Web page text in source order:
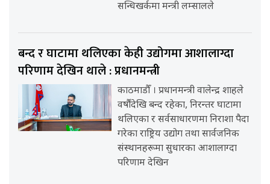
सन्धिखर्कमा मन्त्री लम्सालले
बन्द र घाटामा थलिएका केही उद्योगमा आशालाग्दा
परिणाम देखिन थाले : प्रधानमन्त्री
काठमाडौँ । प्रधानमन्त्री वालेन्द्र शाहले
वर्षौंदेखि बन्द रहेका, निरन्तर घाटामा
थलिएका र सर्वसाधारणमा निराशा पैदा
गरेका राष्ट्रिय उद्योग तथा सार्वजनिक
संस्थानहरूमा सुधारका आशालाग्दा
परिणाम देखिन